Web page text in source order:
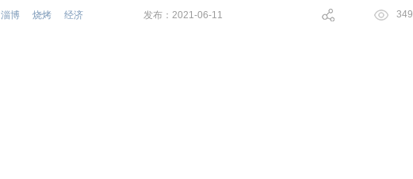
淄博 烧烤 经济 发布：2021-06-11 349